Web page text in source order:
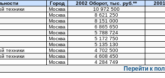
Город 2002 Оборот, тыс. руб.**
техники Москва 10 972 500
Москва 8 621 250
Москва 8 151 000
Москва 6 865 650
Москва 5 788 724
Москва 5 172 750
Москва 5 135 130
техники Москва 4 702 500
техники Москва 4 608 450
Москва 4 284 749
Перейти к